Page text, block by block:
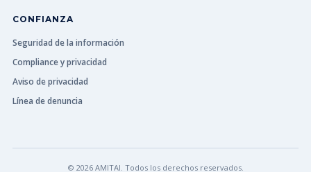
CONFIANZA
Seguridad de la información
Compliance y privacidad
Aviso de privacidad
Línea de denuncia
© 2026 AMITAI. Todos los derechos reservados.